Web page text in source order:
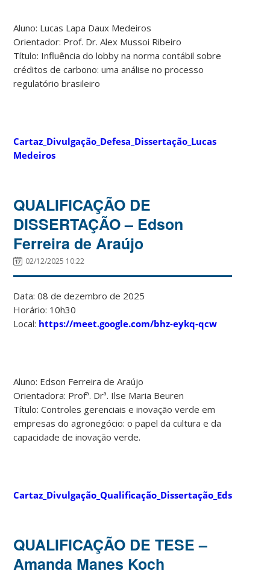
Aluno: Lucas Lapa Daux Medeiros
Orientador: Prof. Dr. Alex Mussoi Ribeiro
Título: Influência do lobby na norma contábil sobre
créditos de carbono: uma análise no processo
regulatório brasileiro
Cartaz_Divulgação_Defesa_Dissertação_Lucas
Medeiros
QUALIFICAÇÃO DE
DISSERTAÇÃO – Edson
Ferreira de Araújo
02/12/2025 10:22
Data: 08 de dezembro de 2025
Horário: 10h30
Local: https://meet.google.com/bhz-eykq-qcw
Aluno: Edson Ferreira de Araújo
Orientadora: Profª. Drª. Ilse Maria Beuren
Título: Controles gerenciais e inovação verde em
empresas do agronegócio: o papel da cultura e da
capacidade de inovação verde.
Cartaz_Divulgação_Qualificação_Dissertação_Edson
QUALIFICAÇÃO DE TESE –
Amanda Manes Koch